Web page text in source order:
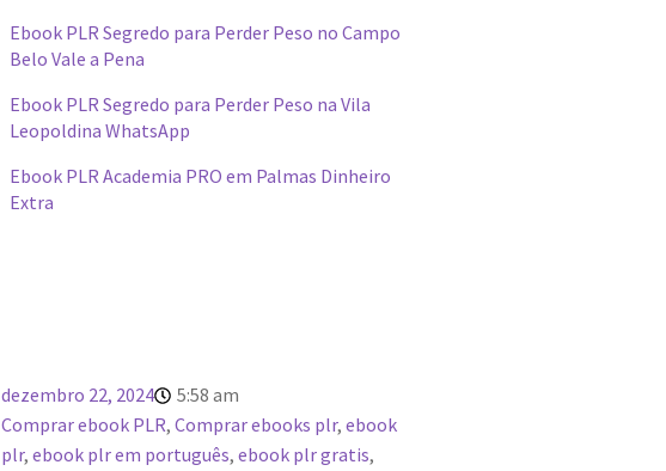
Ebook PLR Segredo para Perder Peso no Campo
Belo Vale a Pena
Ebook PLR Segredo para Perder Peso na Vila
Leopoldina WhatsApp
Ebook PLR Academia PRO em Palmas Dinheiro
Extra
dezembro 22, 2024
5:58 am
Comprar ebook PLR, Comprar ebooks plr, ebook
plr, ebook plr em português, ebook plr gratis,